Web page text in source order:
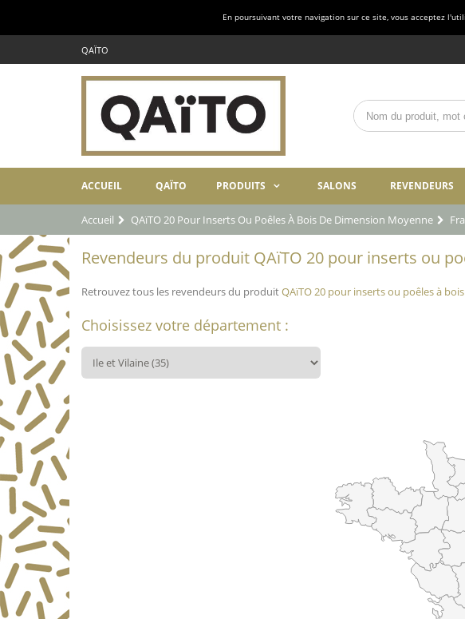
En poursuivant votre navigation sur ce site, vous acceptez
QAÏTO
ACCUEIL QAÏTO PRODUITS SALONS REVENDEURS
Accueil QAïTO 20 Pour Inserts Ou Poêles À Bois De Dimension Moyenne
Revendeurs du produit QAïTO 20 pour inserts ou
Retrouvez tous les revendeurs du produitQAïTO 20 pour inserts ou poêles à
Choisissez votre département :